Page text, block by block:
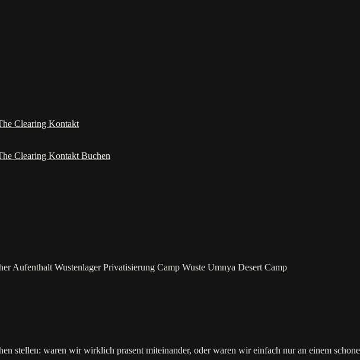
Clearing Kontakt
Clearing Kontakt Buchen
Aufenthalt WustenlagerPrivatisierung Camp Wuste Umnya Desert Camp
stellen: waren wir wirklich prasent miteinander, oder waren wir einfach nur an einem